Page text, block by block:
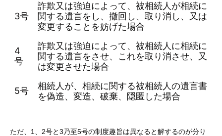
3号
詐欺又は強迫によって、被相続人が相続に
関する遺言をし、撤回し、取り消し、又は
変更することを妨げた場合
4
号
詐欺又は強迫によって、被相続人に相続に
関する遺言をさせ、これを取り消させ、又
は変更させた場合
5号
相続人が、相続に関する被相続人の遺言書
を偽造、変造、破棄、隠匿した場合
ただ、1、2号と3乃至5号の制度趣旨は異なると解するのが分り